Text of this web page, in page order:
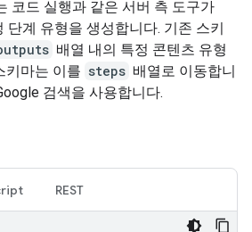
코드 실행과 같은 서버 측 도구가
단계 유형을 생성합니다. 기존 스키
배열 내의 특정 콘텐츠 유형
키마는 이를 steps 배열로 이동합니
검색을 사용합니다.
REST